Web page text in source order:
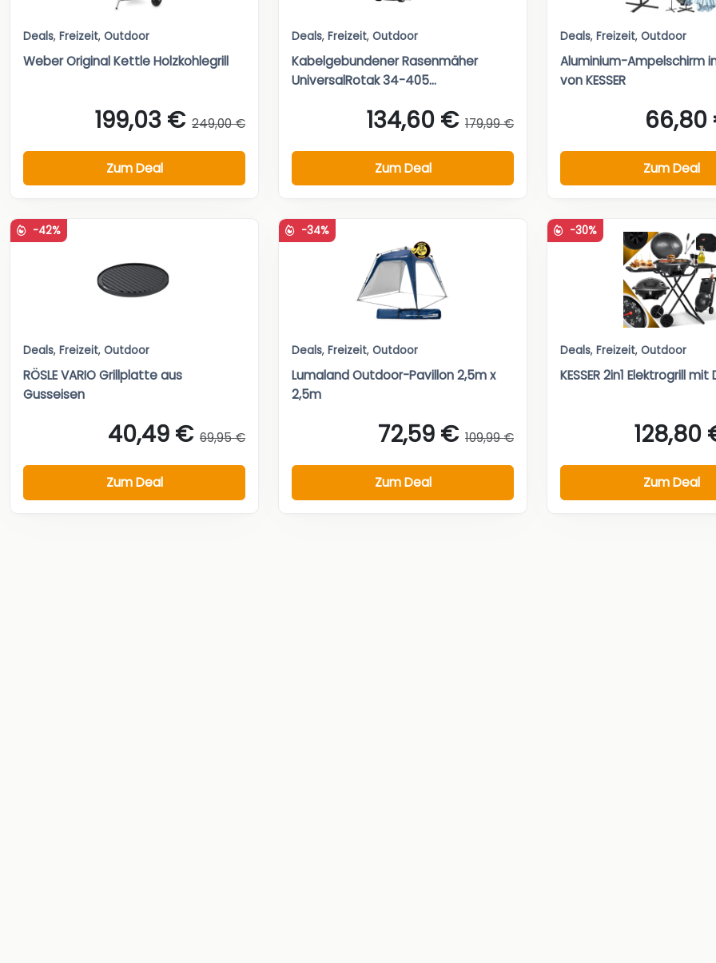
Deals, Freizeit, Outdoor
Weber Original Kettle Holzkohlegrill
199,03 € 249,00 €
Zum Deal
Deals, Freizeit, Outdoor
Kabelgebundener Rasenmäher
UniversalRotak 34-405...
134,60 € 179,99 €
Zum Deal
Deals, Freizeit, Outdoor
Aluminium-Ampelschirm
von KESSER
66,80
Zum Deal
-42%
Deals, Freizeit, Outdoor
RÖSLE VARIO Grillplatte aus
Gusseisen
40,49 € 69,95 €
Zum Deal
-34%
Deals, Freizeit, Outdoor
Lumaland Outdoor-Pavillon 2,5m x
2,5m
72,59 € 109,99 €
Zum Deal
-30%
Deals, Freizeit, Outdoor
KESSER 2in1 Elektrogrill mit
128,80
Zum Deal